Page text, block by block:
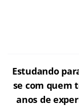
Estudando
se com quem
anos de